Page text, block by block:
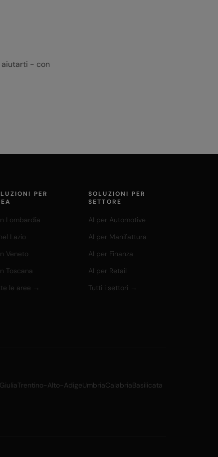
aiutarti - con
PER
Lombardia
Lazio
Veneto
Toscana
le aree →
SOLUZIONI PER
SETTORE
AI per Automotive
AI per Manifattura
AI per Finanza
AI per Retail
Tutti i settori →
Trentino-Alto-AdigeUmbriaCalabriaBasilicata